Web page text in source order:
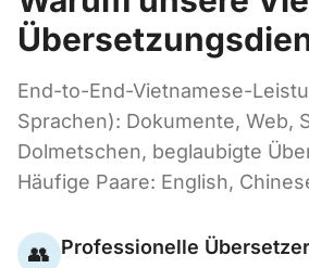
End-to-End-Vietnamese-
Sprachen): Dokumente, Web,
Dolmetschen, beglaubigte
Häufige Paare: English,
👥 Professionelle Übersetzer